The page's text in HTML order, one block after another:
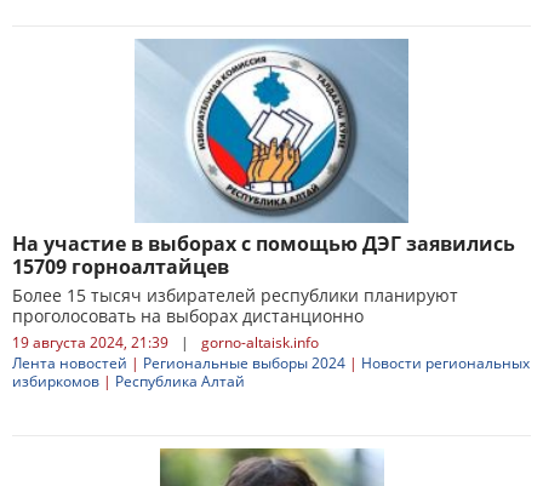
На участие в выборах с помощью ДЭГ заявились
15709 горноалтайцев
Более 15 тысяч избирателей республики планируют
проголосовать на выборах дистанционно
19 августа 2024, 21:39 |
gorno-altaisk.info
Лента новостей | Региональные выборы 2024 | Новости региональных
избиркомов | Республика Алтай